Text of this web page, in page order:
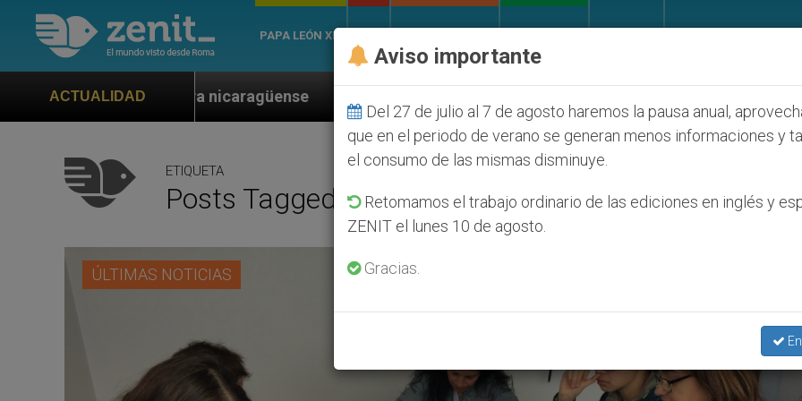
PAPA LEÓN XIV
ACTUALIDAD
nicaragüense Aumenta el interés por la beatificación en Estados Unidos de los mártires de
ETIQUETA
Posts Tagged ‘communities’
ÚLTIMAS NOTICIAS
Aviso importante
Del 27 de julio al 7 de agosto haremos la pausa anual,
que en el periodo de verano se generan menos informaciones y
el consumo de las mismas disminuye.
Retomamos el trabajo ordinario de las ediciones en inglés y
ZENIT el lunes 10 de agosto.
Gracias.